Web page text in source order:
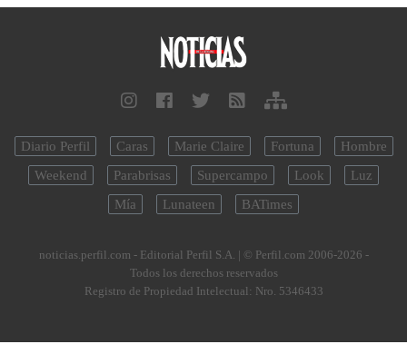
Diario Perfil Caras Marie Claire Fortuna
Hombre
Weekend
Parabrisas Supercampo Look
Luz
Mía
Lunateen BATimes
noticias.perfil.com - Editorial Perfil S.A. | © Perfil.com 2006-2026 -
Todos los derechos reservados
Registro de Propiedad Intelectual: Nro. 5346433